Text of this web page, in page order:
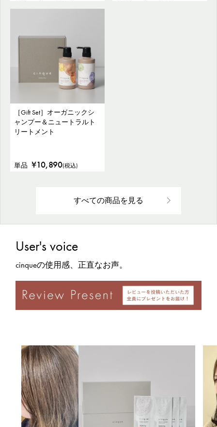
［Gift Set］オーガニックシ
ャンプー＆ニュートラルト
リートメント
単品 ¥10,890(税込)
すべての商品を見る
User's voice
cinqueの使用感、正直なお声。